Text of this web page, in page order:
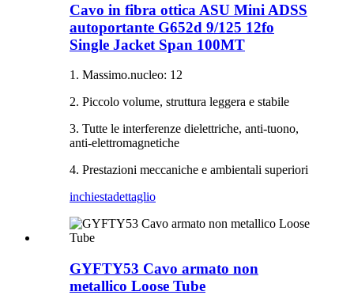
Cavo in fibra ottica ASU Mini ADSS
autoportante G652d 9/125 12fo
Single Jacket Span 100MT
1. Massimo.nucleo: 12
2. Piccolo volume, struttura leggera e stabile
3. Tutte le interferenze dielettriche, anti-tuono,
anti-elettromagnetiche
4. Prestazioni meccaniche e ambientali superiori
inchiestadettaglio
GYFTY53 Cavo armato non
metallico Loose Tube